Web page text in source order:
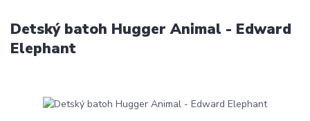
Detský batoh Hugger Animal - Edward
Elephant